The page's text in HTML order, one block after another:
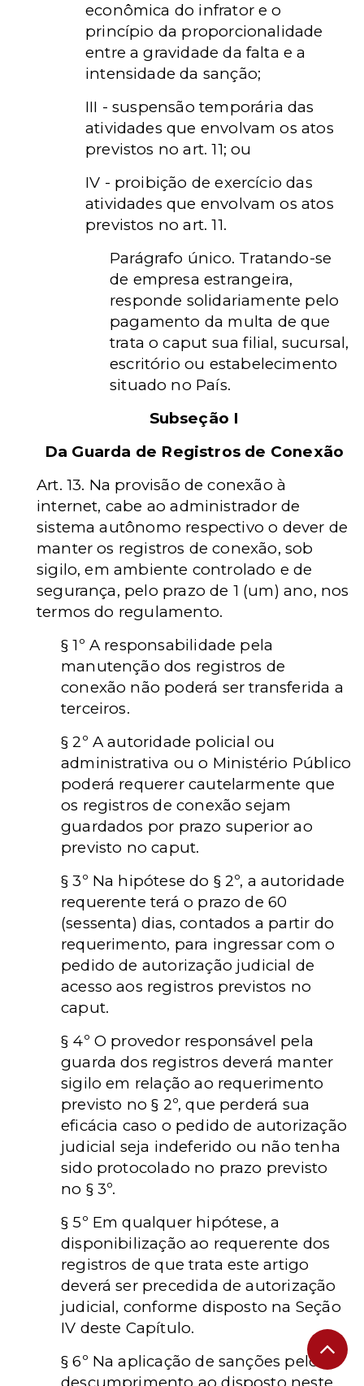
econômica do infrator e o
princípio da proporcionalidade
entre a gravidade da falta e a
intensidade da sanção;
III - suspensão temporária das
atividades que envolvam os atos
previstos no art. 11; ou
IV - proibição de exercício das
atividades que envolvam os atos
previstos no art. 11.
Parágrafo único. Tratando-se
de empresa estrangeira,
responde solidariamente pelo
pagamento da multa de que
trata o caput sua filial, sucursal,
escritório ou estabelecimento
situado no País.
Subseção I
Da Guarda de Registros de Conexão
Art. 13. Na provisão de conexão à
internet, cabe ao administrador de
sistema autônomo respectivo o dever de
manter os registros de conexão, sob
sigilo, em ambiente controlado e de
segurança, pelo prazo de 1 (um) ano, nos
termos do regulamento.
§ 1º A responsabilidade pela
manutenção dos registros de
conexão não poderá ser transferida a
terceiros.
§ 2º A autoridade policial ou
administrativa ou o Ministério Público
poderá requerer cautelarmente que
os registros de conexão sejam
guardados por prazo superior ao
previsto no caput.
§ 3º Na hipótese do § 2º, a autoridade
requerente terá o prazo de 60
(sessenta) dias, contados a partir do
requerimento, para ingressar com o
pedido de autorização judicial de
acesso aos registros previstos no
caput.
§ 4º O provedor responsável pela
guarda dos registros deverá manter
sigilo em relação ao requerimento
previsto no § 2º, que perderá sua
eficácia caso o pedido de autorização
judicial seja indeferido ou não tenha
sido protocolado no prazo previsto
no § 3º.
§ 5º Em qualquer hipótese, a
disponibilização ao requerente dos
registros de que trata este artigo
deverá ser precedida de autorização
judicial, conforme disposto na Seção
IV deste Capítulo.
§ 6º Na aplicação de sanções pelo